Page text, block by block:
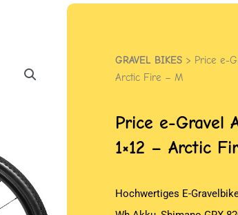
GRAVEL BIKES > Price e-
Arctic Fire – M
Price e-Gravel
1×12 – Arctic
Hochwertiges E-